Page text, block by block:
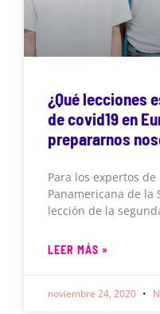
¿Qué lecciones
de covid19 en
prepararnos
Para los expertos
Panamericana de la
lección de la
LEER MÁS »
noviembre 24, 2020